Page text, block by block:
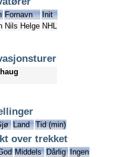
Fornavn
Init
Nils Helge NHL
Land Tid (min)
over trekket
Middels Dårlig Ingen